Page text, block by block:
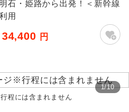
石・姫路から出発！＜新幹線
用
円
1/10
程には含まれません
場のコースです。
スコに登録されている文化遺産や自
スポットに立ち寄るコースです。
地にも宿泊するコースです。